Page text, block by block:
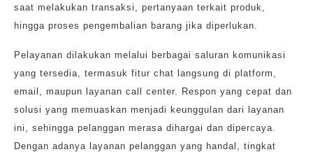
saat melakukan transaksi, pertanyaan terkait produk,
hingga proses pengembalian barang jika diperlukan.
Pelayanan dilakukan melalui berbagai saluran komunikasi
yang tersedia, termasuk fitur chat langsung di platform,
email, maupun layanan call center. Respon yang cepat dan
solusi yang memuaskan menjadi keunggulan dari layanan
ini, sehingga pelanggan merasa dihargai dan dipercaya.
Dengan adanya layanan pelanggan yang handal, tingkat